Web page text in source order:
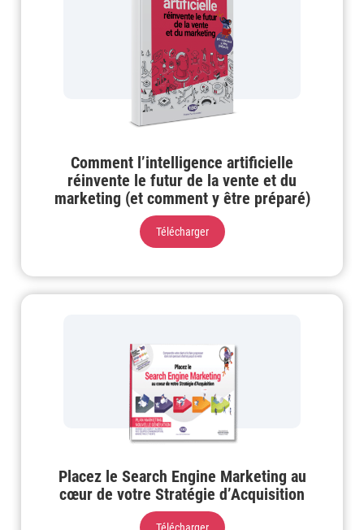
Comment l’intelligence artificielle
réinvente le futur de la vente et du
marketing (et comment y être préparé)
Télécharger
Placez le Search Engine Marketing au
cœur de votre Stratégie d’Acquisition